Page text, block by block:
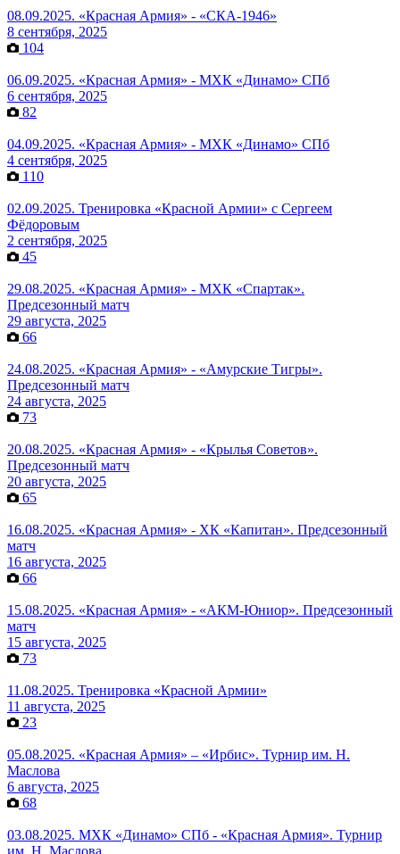
08.09.2025. «Красная Армия» - «СКА-1946»
8 сентября, 2025
104
06.09.2025. «Красная Армия» - МХК «Динамо» СПб
6 сентября, 2025
82
04.09.2025. «Красная Армия» - МХК «Динамо» СПб
4 сентября, 2025
110
02.09.2025. Тренировка «Красной Армии» с Сергеем
Фёдоровым
2 сентября, 2025
45
29.08.2025. «Красная Армия» - МХК «Спартак».
Предсезонный матч
29 августа, 2025
66
24.08.2025. «Красная Армия» - «Амурские Тигры».
Предсезонный матч
24 августа, 2025
73
20.08.2025. «Красная Армия» - «Крылья Советов».
Предсезонный матч
20 августа, 2025
65
16.08.2025. «Красная Армия» - ХК «Капитан». Предсезонный
матч
16 августа, 2025
66
15.08.2025. «Красная Армия» - «АКМ-Юниор». Предсезонный
матч
15 августа, 2025
73
11.08.2025. Тренировка «Красной Армии»
11 августа, 2025
23
05.08.2025. «Красная Армия» – «Ирбис». Турнир им. Н.
Маслова
6 августа, 2025
68
03.08.2025. МХК «Динамо» СПб - «Красная Армия». Турнир
им. Н. Маслова